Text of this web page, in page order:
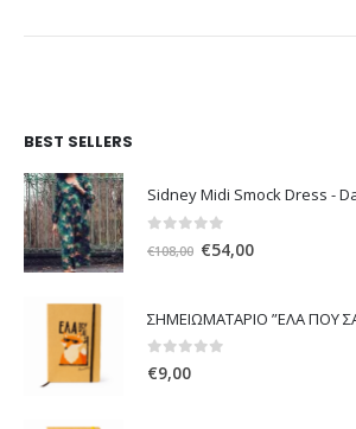
BEST SELLERS
€108,00 Original
€108,00.
€54,00Η
είναι:
ΣΗΜΕΙΩΜΑΤΑΡΙΟ ”ΕΛΑ ΠΟΥ
0 out of 5
€9,00